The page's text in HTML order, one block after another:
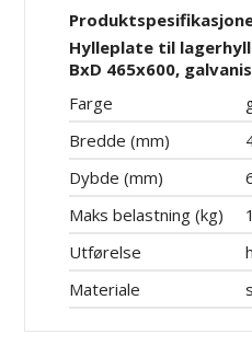
Hylleplate til
BxD 465x600,
Farge
Bredde (mm)
Dybde (mm)
Maks belastning (kg)
Utførelse
Materiale